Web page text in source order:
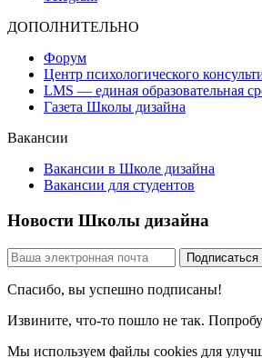
ДОПОЛНИТЕЛЬНО
Форум
Центр психологического
LMS — единая образовательная
Газета Школы дизайна
Вакансии
Вакансии в Школе дизайна
Вакансии для студентов
Новости Школы дизайна
Спасибо, вы успешно подписаны!
Извините, что-то пошло не так.
Мы используем файлы cookies для